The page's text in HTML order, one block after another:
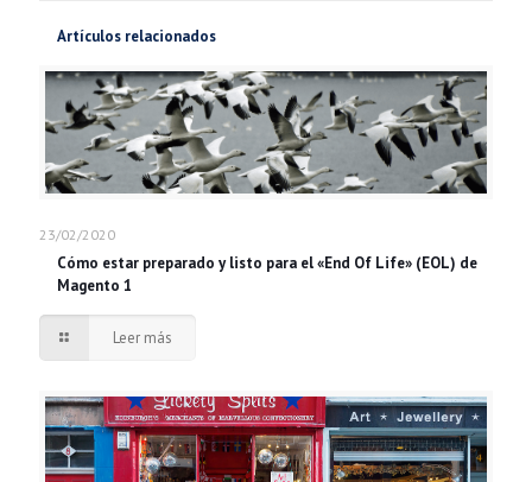
Artículos relacionados
23/02/2020
Cómo estar preparado y listo para el «End Of Life» (EOL) de
Magento 1
Leer más